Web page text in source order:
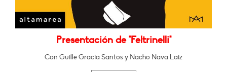
Presentación de "Feltrinelli"
Con Guille Gracia Santos y Nacho Nava Laiz